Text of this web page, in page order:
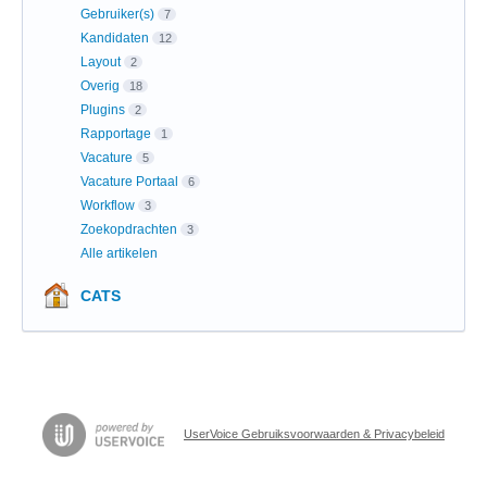
Gebruiker(s) 7
Kandidaten 12
Layout 2
Overig 18
Plugins 2
Rapportage 1
Vacature 5
Vacature Portaal 6
Workflow 3
Zoekopdrachten 3
Alle artikelen
CATS
UserVoice Gebruiksvoorwaarden & Privacybeleid